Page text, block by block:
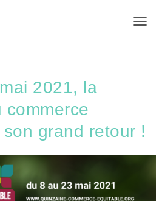
R
L
A
2021, la
commerce
grand retour !